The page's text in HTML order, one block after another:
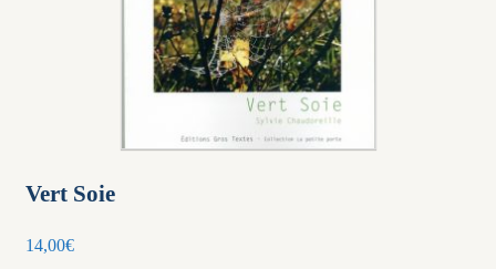
Vert Soie
14,00€